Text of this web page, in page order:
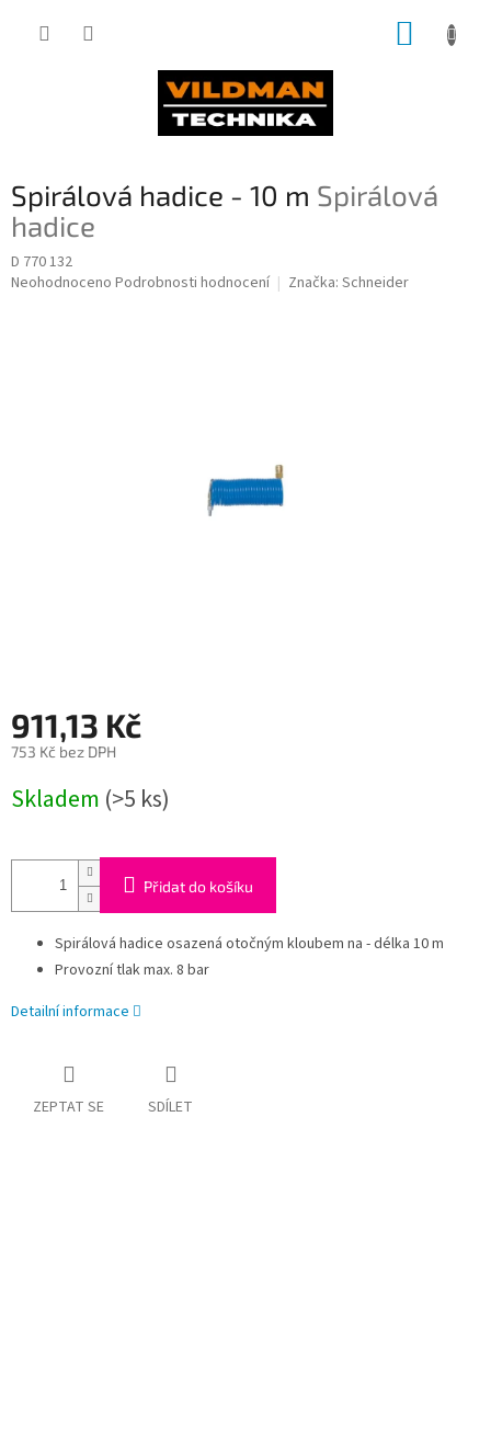
Spirálová hadice - 10 m Spirálová
hadice
D 770 132
Průměrné
Neohodnoceno Podrobnosti hodnocení Značka: Schneider
911,13 Kč
753 Kč bez DPH
cena:
Skladem (>5 ks)
Přidat do košíku
Spirálová hadice osazená otočným kloubem na - délka 10 m
Provozní tlak max. 8 bar
Detailní informace
ZEPTAT SE SDÍLET